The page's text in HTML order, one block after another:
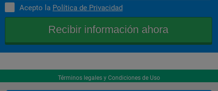
Acepto la Política de Privacidad
Términos legales y Condiciones de Uso